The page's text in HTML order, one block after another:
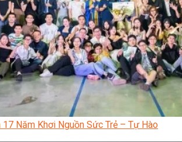
17 Năm Khơi Nguồn Sức Trẻ – Tự Hào